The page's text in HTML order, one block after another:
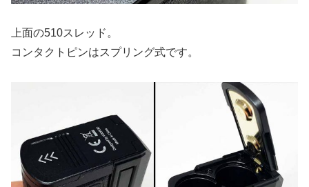
上面の510スレッド。
コンタクトピンはスプリング式です。